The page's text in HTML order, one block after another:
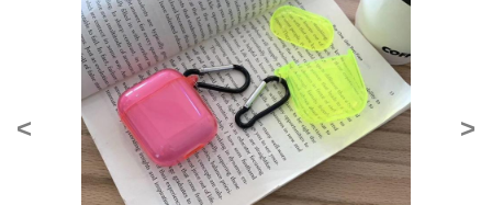
ログイン
新規会員登録
CATEGORY
ホーム
< >